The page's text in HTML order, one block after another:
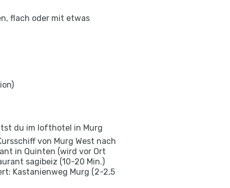
flach oder mit etwas
du im lofthotel in Murg
von Murg West nach
in Quinten (wird vor Ort
sagibeiz (10-20 Min.)
Kastanienweg Murg (2-2,5